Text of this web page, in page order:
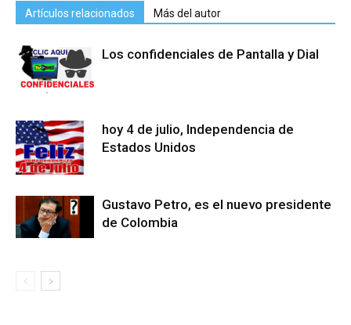
Artículos relacionados Más del autor
Los confidenciales de Pantalla y Dial
hoy 4 de julio, Independencia de
Estados Unidos
Gustavo Petro, es el nuevo presidente
de Colombia